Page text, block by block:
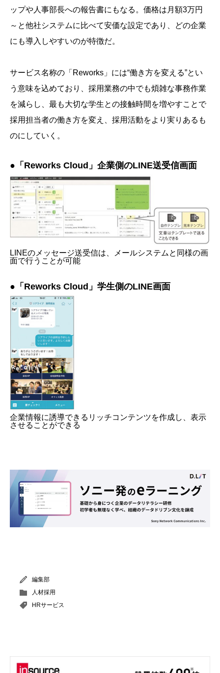
ップや人事部長への報告書にもなる。価格は月額3万円
～と他社システムに比べて安価な設定であり、どの企業
にも導入しやすいのが特徴だ。
サービス名称の「Reworks」には“働き方を変える”とい
う意味を込めており、採用業務の中でも煩雑な事務作業
を減らし、最も大切な学生との接触時間を増やすことで
採用担当者の働き方を変え、採用活動をより実りあるも
のにしていく。
●「Reworks Cloud」企業側のLINE送受信画面
LINEのメッセージ送受信は、メールシステムと同様の画
面で行うことが可能
●「Reworks Cloud」学生側のLINE画面
企業情報に誘導できるリッチコンテンツを作成し、表示
させることができる
編集部
人材採用
HRサービス